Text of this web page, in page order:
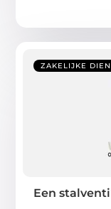
ZAKELIJKE
Een